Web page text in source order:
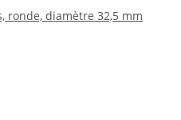
ronde, diamètre 32,5 mm